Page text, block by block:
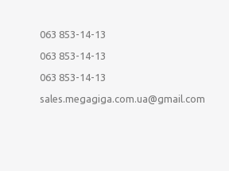
063 853-14-13
063 853-14-13
063 853-14-13
sales.megagiga.com.ua@gmail.com